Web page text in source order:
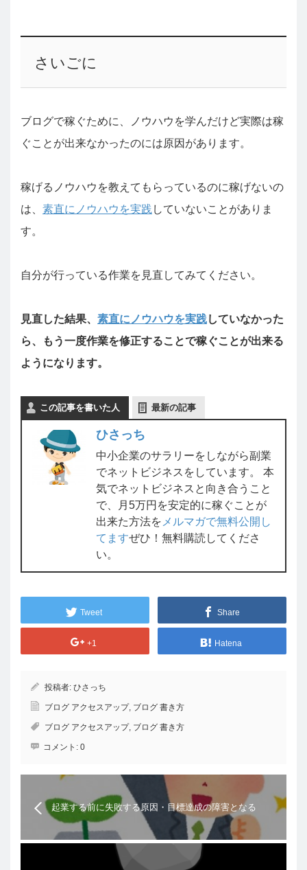
さいごに
ブログで稼ぐために、ノウハウを学んだけど実際は稼
ぐことが出来なかったのには原因があります。
稼げるノウハウを教えてもらっているのに稼げないの
は、 素直にノウハウを実践 していないことがありま
す。
自分が行っている作業を見直してみてください。
見直した結果、 素直にノウハウを実践していなかった
ら、もう一度作業を修正することで稼ぐことが出来る
ようになります。
この記事を書いた人 最新の記事
ひさっち
中小企業のサラリーをしながら副業
でネットビジネスをしています。 本
気でネットビジネスと向き合うこと
で、月5万円を安定的に稼ぐことが
出来た方法を メルマガで無料公開し
てますぜひ！無料購読してくださ
い。
Tweet Share
+1 Hatena
投稿者: ひさっち
ブログ アクセスアップ, ブログ 書き方
ブログ アクセスアップ, ブログ 書き方
コメント: 0
起業する前に失敗する原因・目標達成の障害となる
もの